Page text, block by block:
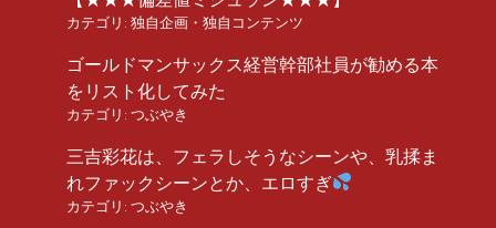
カテゴリ: 独自企画・独自コンテンツ
ゴールドマンサックス経営幹部社員が勧める本
をリスト化してみた
カテゴリ: つぶやき
三吉彩花は、フェラしそうなシーンや、乳揉ま
れファックシーンとか、エロすぎ
カテゴリ: つぶやき